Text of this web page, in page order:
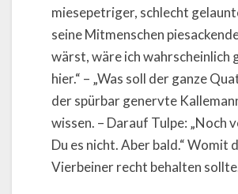
miesepetriger, schlecht
seine Mitmenschen
wärst, wäre ich wahrscheinlich
hier.“ – „Was soll der ganze
der spürbar genervte
wissen. – Darauf Tulpe: „Noch
Du es nicht. Aber bald.“ Womit
Vierbeiner recht behalten